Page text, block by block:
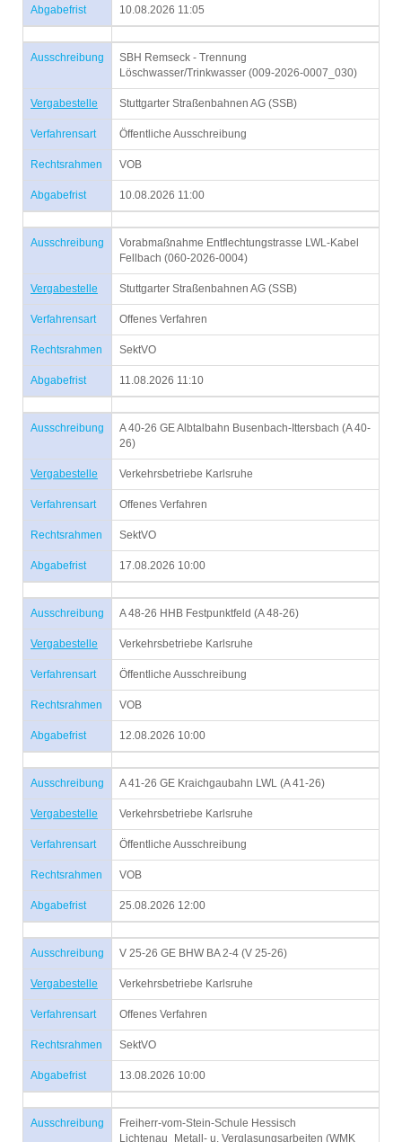
Abgabefrist 10.08.2026 11:05
Ausschreibung
SBH Remseck - Trennung
Löschwasser/Trinkwasser (009-2026-0007_030)
Vergabestelle Stuttgarter Straßenbahnen AG (SSB)
Verfahrensart Öffentliche Ausschreibung
Rechtsrahmen VOB
Abgabefrist 10.08.2026 11:00
Ausschreibung
Vorabmaßnahme Entflechtungstrasse LWL-Kabel
Fellbach (060-2026-0004)
Vergabestelle Stuttgarter Straßenbahnen AG (SSB)
Verfahrensart Offenes Verfahren
Rechtsrahmen SektVO
Abgabefrist 11.08.2026 11:10
Ausschreibung
A 40-26 GE Albtalbahn Busenbach-Ittersbach (A 40-
26)
Vergabestelle Verkehrsbetriebe Karlsruhe
Verfahrensart Offenes Verfahren
Rechtsrahmen SektVO
Abgabefrist 17.08.2026 10:00
Ausschreibung A 48-26 HHB Festpunktfeld (A 48-26)
Vergabestelle Verkehrsbetriebe Karlsruhe
Verfahrensart Öffentliche Ausschreibung
Rechtsrahmen VOB
Abgabefrist 12.08.2026 10:00
Ausschreibung A 41-26 GE Kraichgaubahn LWL (A 41-26)
Vergabestelle Verkehrsbetriebe Karlsruhe
Verfahrensart Öffentliche Ausschreibung
Rechtsrahmen VOB
Abgabefrist 25.08.2026 12:00
Ausschreibung V 25-26 GE BHW BA 2-4 (V 25-26)
Vergabestelle Verkehrsbetriebe Karlsruhe
Verfahrensart Offenes Verfahren
Rechtsrahmen SektVO
Abgabefrist 13.08.2026 10:00
Ausschreibung
Freiherr-vom-Stein-Schule Hessisch
Lichtenau_Metall- u. Verglasungsarbeiten (WMK